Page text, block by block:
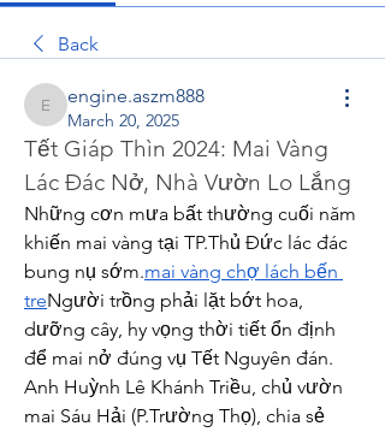
Back
engine.aszm888
engine.aszm888
March 20, 2025
Tết Giáp Thìn 2024: Mai Vàng
Lác Đác Nở, Nhà Vườn Lo Lắng
Những cơn mưa bất thường cuối năm
khiến mai vàng tại TP.Thủ Đức lác đác
bung nụ sớm.mai vàng chợ lách bến
treNgười trồng phải lặt bớt hoa,
dưỡng cây, hy vọng thời tiết ổn định
để mai nở đúng vụ Tết Nguyên đán.
Anh Huỳnh Lê Khánh Triều, chủ vườn
mai Sáu Hải (P.Trường Thọ), chia sẻ